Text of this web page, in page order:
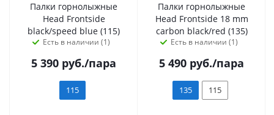
Палки горнолыжные
Head Frontside
black/speed blue (115)
Есть в наличии (1)
5 390 руб./пара
115
Палки горнолыжные
Head Frontside 18 mm
carbon black/red (135)
Есть в наличии (1)
5 490 руб./пара
135 115